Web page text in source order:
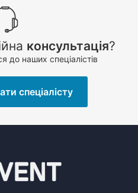
консультація?
до наших спеціалістів
спеціалісту